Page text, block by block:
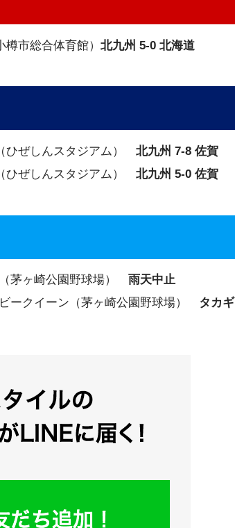
市総合体育館） 北九州 5-0 北海道
ひぜしんスタジアム） 北九州 7-8 佐賀
ひぜしんスタジアム） 北九州 5-0 佐賀
茅ヶ崎公園野球場） 雨天中止
ークイーン（茅ヶ崎公園野球場） タカギ